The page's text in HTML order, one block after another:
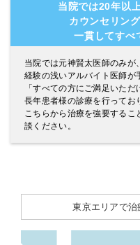
当院では20年以
カウンセリン
一貫してすべ
当院では元神賢太医師のみが
経験の浅いアルバイト医師が
「すべての方にご満足いた
長年患者様の診療を行ってお
こちらから治療を強要するこ
談ください。
東京エリアで治